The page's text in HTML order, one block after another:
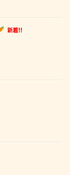
新着!!